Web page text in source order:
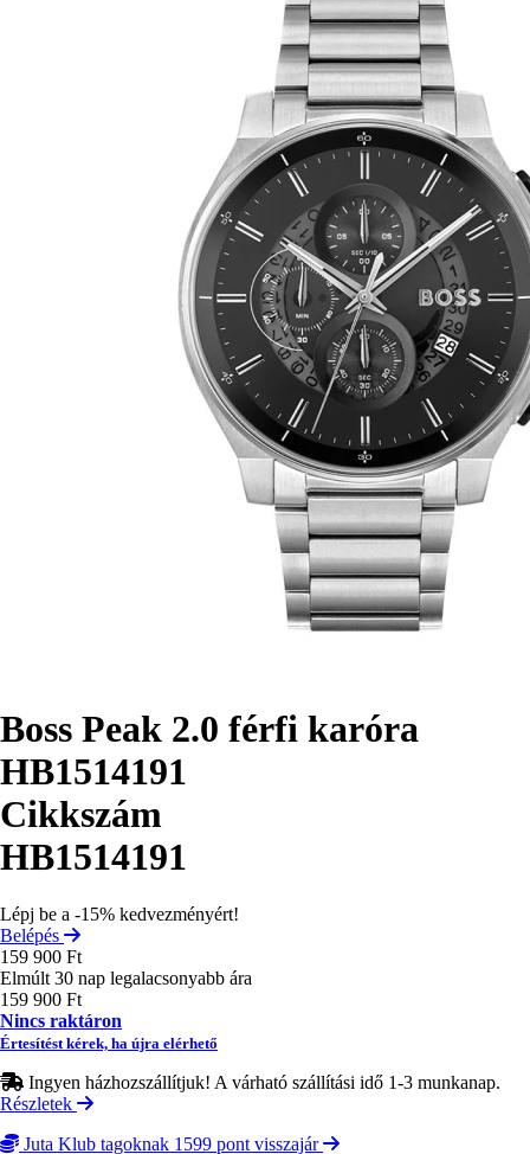
Boss Peak 2.0 férfi karóra
HB1514191
Cikkszám
HB1514191
Lépj be a -15% kedvezményért!
Belépés
159 900 Ft
Elmúlt 30 nap legalacsonyabb ára
159 900 Ft
Nincs raktáron
Értesítést kérek, ha újra elérhető
Ingyen házhozszállítjuk! A várható szállítási idő 1-3 munkanap.
Részletek
Juta Klub tagoknak 1599 pont visszajár